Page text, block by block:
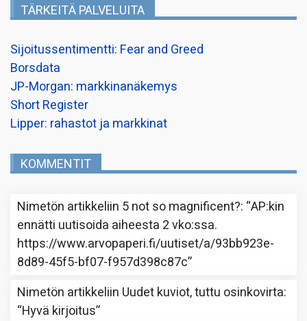
TÄRKEITÄ PALVELUITA
Sijoitussentimentti: Fear and Greed
Borsdata
JP-Morgan: markkinanäkemys
Short Register
Lipper: rahastot ja markkinat
KOMMENTIT
Nimetön artikkeliin 5 not so magnificent?: “AP:kin
ennätti uutisoida aiheesta 2 vko:ssa.
https://www.arvopaperi.fi/uutiset/a/93bb923e-
8d89-45f5-bf07-f957d398c87c”
Nimetön artikkeliin Uudet kuviot, tuttu osinkovirta:
“Hyvä kirjoitus”